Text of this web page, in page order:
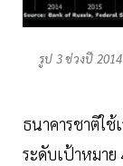
รูป 3 ช่วงปี
ธนาคารชาติใช้
ระดับเป้าหมาย